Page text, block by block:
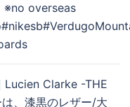
※no overseas
Clarke -THE
、漆黒のレザー/大